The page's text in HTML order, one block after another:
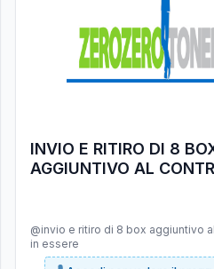
INVIO E RITIRO DI 8
AGGIUNTIVO AL
@invio e ritiro di 8 box aggiuntivo
in essere